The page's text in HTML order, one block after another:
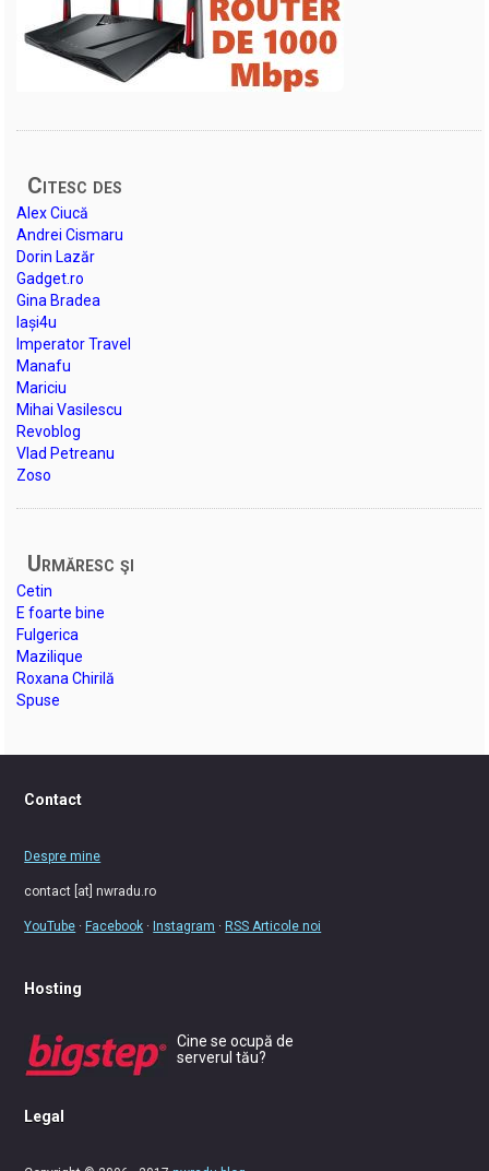
Citesc des
Alex Ciucă
Andrei Cismaru
Dorin Lazăr
Gadget.ro
Gina Bradea
Iași4u
Imperator Travel
Manafu
Mariciu
Mihai Vasilescu
Revoblog
Vlad Petreanu
Zoso
Urmăresc şi
Cetin
E foarte bine
Fulgerica
Mazilique
Roxana Chirilă
Spuse
Contact
Despre mine
contact [at] nwradu.ro
YouTube · Facebook · Instagram · RSS Articole noi
Hosting
Cine se ocupă de
serverul tău?
Legal